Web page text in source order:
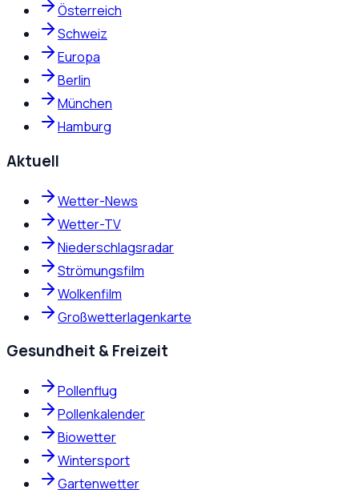
Österreich
Schweiz
Europa
Berlin
München
Hamburg
Aktuell
Wetter-News
Wetter-TV
Niederschlagsradar
Strömungsfilm
Wolkenfilm
Großwetterlagenkarte
Gesundheit & Freizeit
Pollenflug
Pollenkalender
Biowetter
Wintersport
Gartenwetter